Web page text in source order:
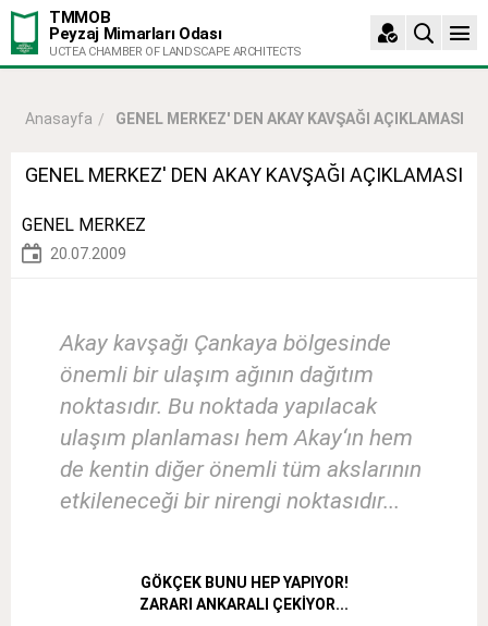
TMMOB
Peyzaj Mimarları Odası
UCTEA CHAMBER OF LANDSCAPE ARCHITECTS
Anasayfa GENEL MERKEZ' DEN AKAY KAVŞAĞI AÇIKLAMASI
GENEL MERKEZ' DEN AKAY KAVŞAĞI AÇIKLAMASI
GENEL MERKEZ
20.07.2009
Akay kavşağı Çankaya bölgesinde
önemli bir ulaşım ağının dağıtım
noktasıdır. Bu noktada yapılacak
ulaşım planlaması hem Akay‘ın hem
de kentin diğer önemli tüm akslarının
etkileneceği bir nirengi noktasıdır...
GÖKÇEK BUNU HEP YAPIYOR!
ZARARI ANKARALI ÇEKİYOR...